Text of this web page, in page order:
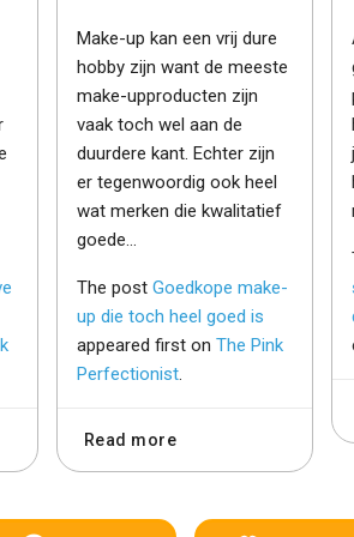
Make-up kan een vrij dure
hobby zijn want de meeste
make-upproducten zijn
vaak toch wel aan de
duurdere kant. Echter zijn
er tegenwoordig ook heel
wat merken die kwalitatief
goede…
The post Goedkope make-
up die toch heel goed is
appeared first on The Pink
Perfectionist.
Read more